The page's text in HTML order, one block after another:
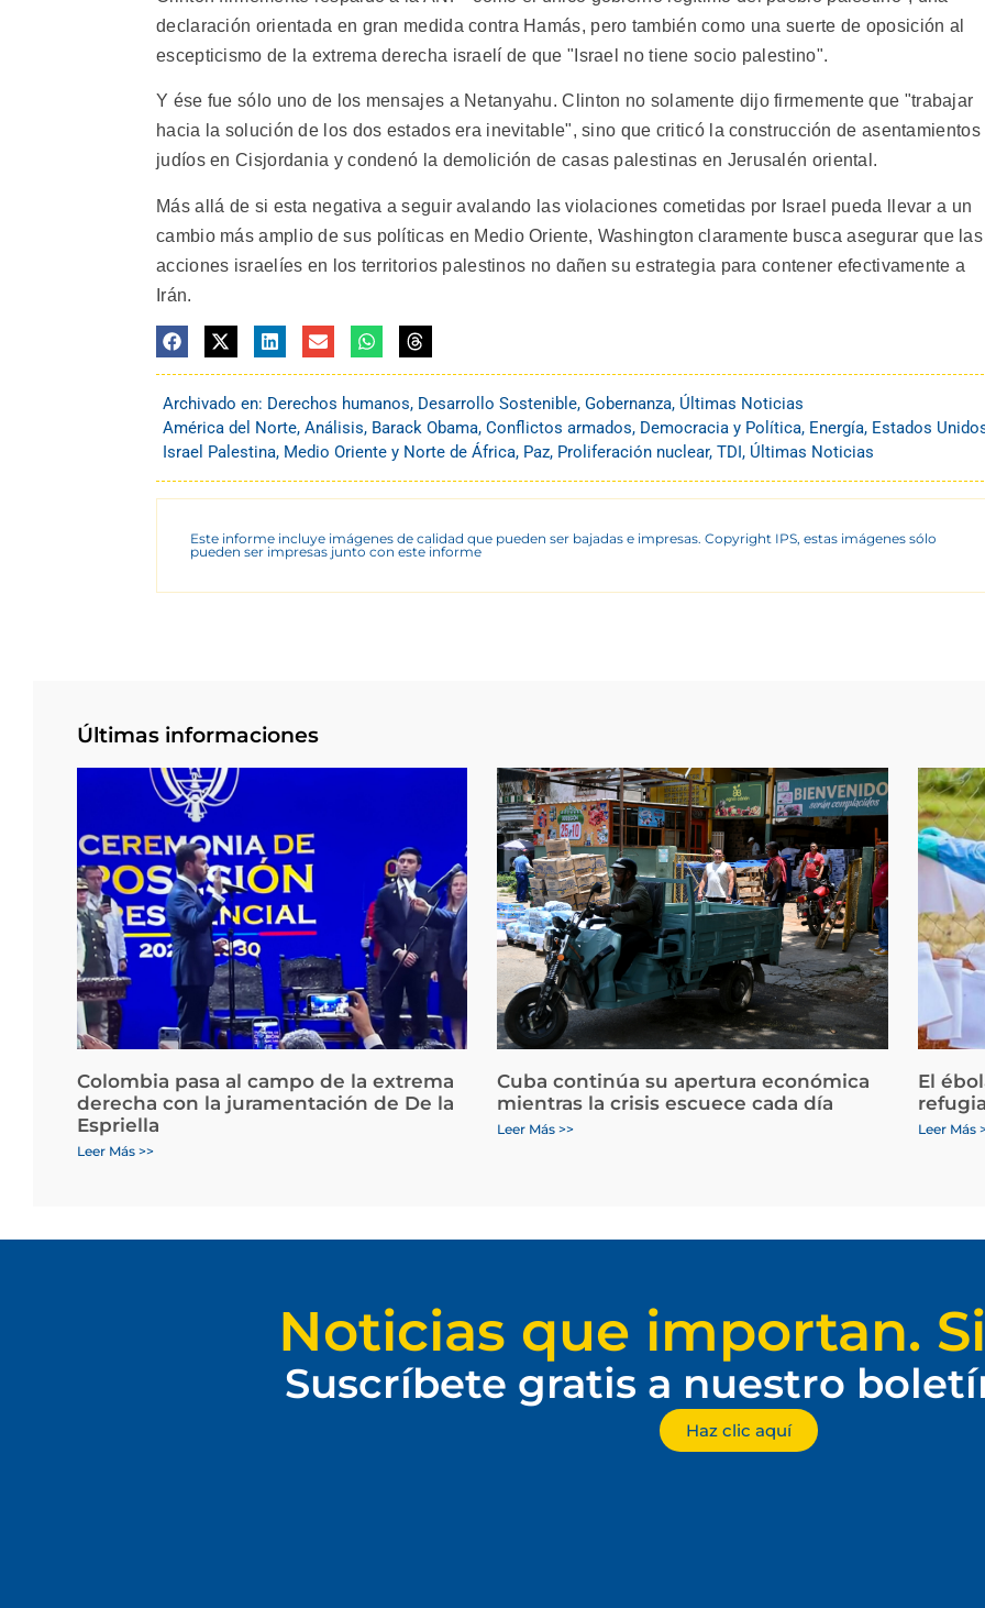
declaración orientada en gran medida contra Hamás, pero también como una suerte de oposición al
escepticismo de la extrema derecha israelí de que "Israel no tiene socio palestino".
Y ése fue sólo uno de los mensajes a Netanyahu. Clinton no solamente dijo firmemente que "trabajar
hacia la solución de los dos estados era inevitable", sino que criticó la construcción de asentamientos
judíos en Cisjordania y condenó la demolición de casas palestinas en Jerusalén oriental.
Más allá de si esta negativa a seguir avalando las violaciones cometidas por Israel pueda llevar a un
cambio más amplio de sus políticas en Medio Oriente, Washington claramente busca asegurar que las
acciones israelíes en los territorios palestinos no dañen su estrategia para contener efectivamente a
Irán.
Archivado en: Derechos humanos, Desarrollo Sostenible, Gobernanza, Últimas Noticias
América del Norte, Análisis, Barack Obama, Conflictos armados, Democracia y Política, Energía, Estados
Israel Palestina, Medio Oriente y Norte de África, Paz, Proliferación nuclear, TDI, Últimas Noticias
Este informe incluye imágenes de calidad que pueden ser bajadas e impresas. Copyright IPS, estas imágenes sólo
pueden ser impresas junto con este informe
Últimas informaciones
Colombia pasa al campo de la extrema
derecha con la juramentación de De la
Espriella
Leer Más >>
Cuba continúa su apertura económica
mientras la crisis escuece cada día
Leer Más >>
El
Leer Más
Noticias que importan.
Suscríbete gratis a nuestro
Haz clic aquí